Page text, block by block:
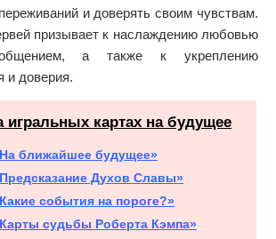
и доверять своим чувствам.
призывает к наслаждению любовью
а также к укреплению
и доверия.
игральных картах на будущее
ближайшее будущее»
Духов Славы»
события на пороге?»
судьбы Роберта Кэмпа»